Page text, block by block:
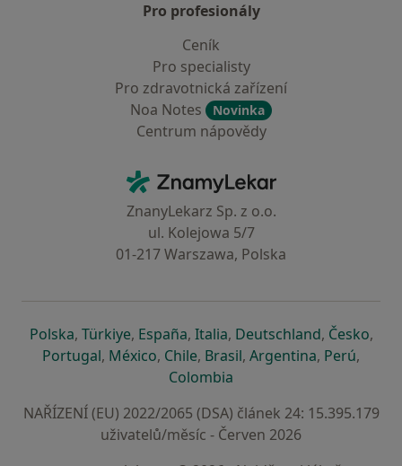
Pro profesionály
Ceník
Pro specialisty
Pro zdravotnická zařízení
Noa Notes
Novinka
Centrum nápovědy
ZnamyLekar - Hlavní stránka
ZnanyLekarz Sp. z o.o.
ul. Kolejowa 5/7
01-217 Warszawa, Polska
Polskase otevře v nové záložce
, Türkiyese otevře v nové záložce
, Españase otevře v nové záložce
, Italiase otevře v nové záložce
, Deutschlandse otevře v
, Českose
,
Portugalse otevře v nové záložce
, Méxicose otevře v nové záložce
, Chilese otevře v nové záložce
, Brasilse otevře v nové
, Argentinase otevře v
, Perúse
,
Colombia
NAŘÍZENÍ (EU) 2022/2065 (DSA) článek 24: 15.395.179
uživatelů/měsíc - Červen 2026